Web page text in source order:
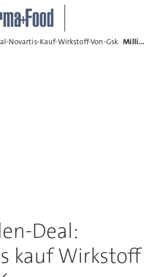
Novartis-Kauf-Wirkstoff-Von-Gsk Milliarden-Deal: Novartis kauf Wirkstoff von GSK
Deal:
kauf Wirkstoff